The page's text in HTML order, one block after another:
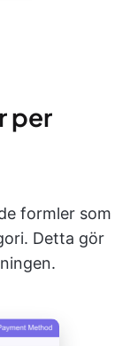
per
formler som
Detta gör